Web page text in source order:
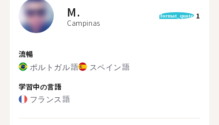
M.
Campinas
format_quote 1
流暢
ポルトガル語 スペイン語
学習中の言語
フランス語